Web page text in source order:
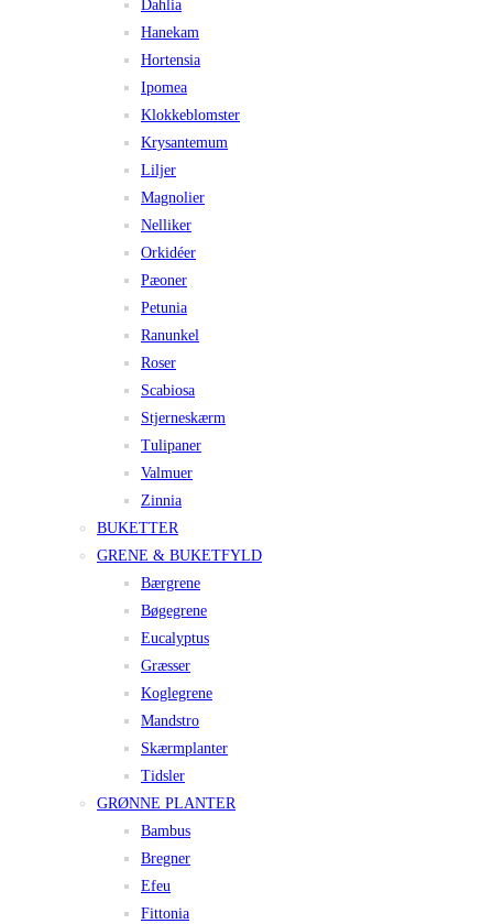
Dahlia
Hanekam
Hortensia
Ipomea
Klokkeblomster
Krysantemum
Liljer
Magnolier
Nelliker
Orkidéer
Pæoner
Petunia
Ranunkel
Roser
Scabiosa
Stjerneskærm
Tulipaner
Valmuer
Zinnia
BUKETTER
GRENE & BUKETFYLD
Bærgrene
Bøgegrene
Eucalyptus
Græsser
Koglegrene
Mandstro
Skærmplanter
Tidsler
GRØNNE PLANTER
Bambus
Bregner
Efeu
Fittonia